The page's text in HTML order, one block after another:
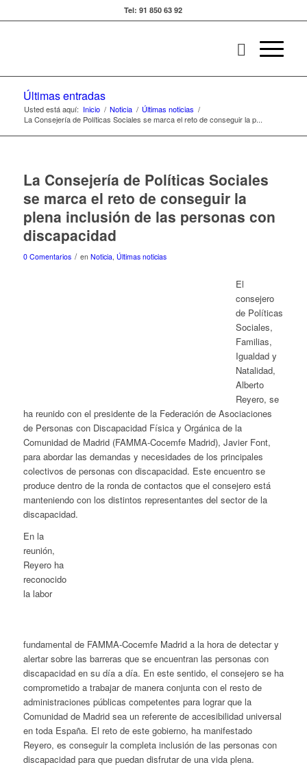
Tel: 91 850 63 92
Últimas entradas
Usted está aquí: Inicio / Noticia / Últimas noticias /
La Consejería de Políticas Sociales se marca el reto de conseguir la p...
La Consejería de Políticas Sociales
se marca el reto de conseguir la
plena inclusión de las personas con
discapacidad
0 Comentarios / en Noticia, Últimas noticias
El
consejero
de Políticas
Sociales,
Familias,
Igualdad y
Natalidad,
Alberto
Reyero, se
ha reunido con el presidente de la Federación de Asociaciones
de Personas con Discapacidad Física y Orgánica de la
Comunidad de Madrid (FAMMA-Cocemfe Madrid), Javier Font,
para abordar las demandas y necesidades de los principales
colectivos de personas con discapacidad. Este encuentro se
produce dentro de la ronda de contactos que el consejero está
manteniendo con los distintos representantes del sector de la
discapacidad.
En la
reunión,
Reyero ha
reconocido
la labor
fundamental de FAMMA-Cocemfe Madrid a la hora de detectar y
alertar sobre las barreras que se encuentran las personas con
discapacidad en su día a día. En este sentido, el consejero se ha
comprometido a trabajar de manera conjunta con el resto de
administraciones públicas competentes para lograr que la
Comunidad de Madrid sea un referente de accesibilidad universal
en toda España. El reto de este gobierno, ha manifestado
Reyero, es conseguir la completa inclusión de las personas con
discapacidad para que puedan disfrutar de una vida plena.